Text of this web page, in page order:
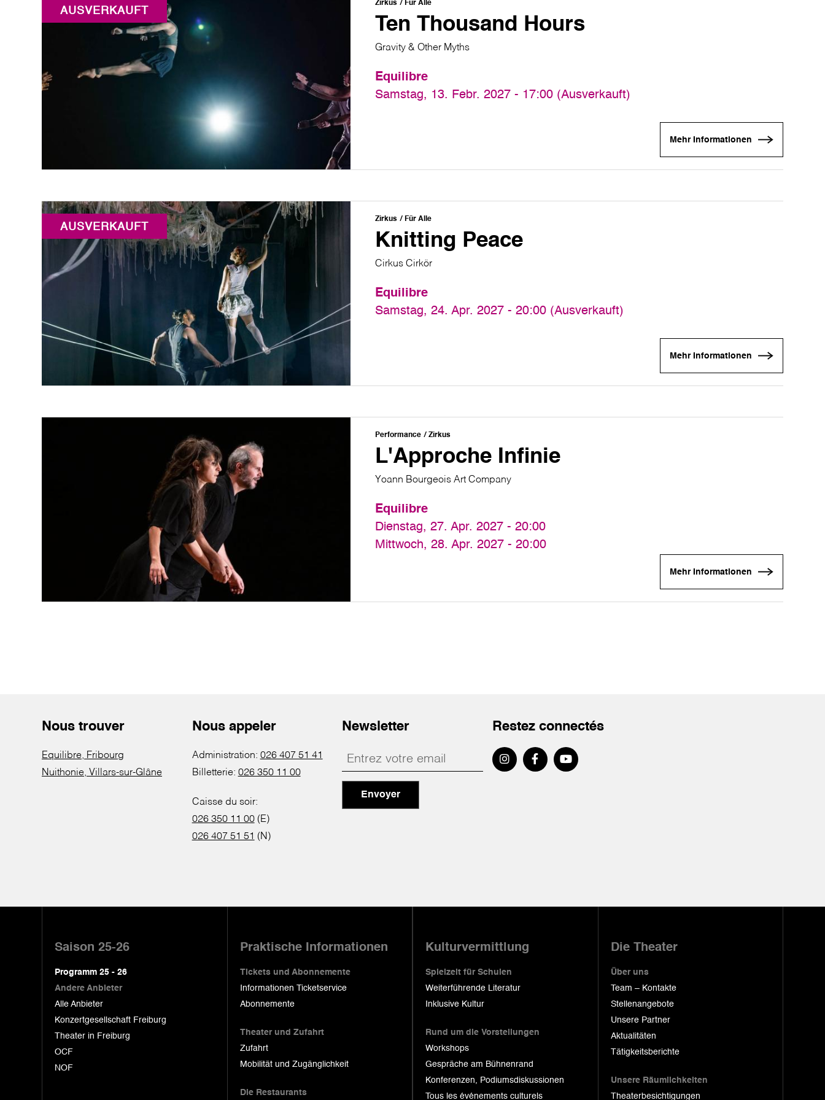
AUSVERKAUFT
Zirkus Für Alle
Ten Thousand Hours
Gravity & Other Myths
Equilibre
Samstag, 13. Febr. 2027 - 17:00 (Ausverkauft)
Mehr Informationen
AUSVERKAUFT
Zirkus Für Alle
Knitting Peace
Cirkus Cirkör
Equilibre
Samstag, 24. Apr. 2027 - 20:00 (Ausverkauft)
Mehr Informationen
Performance Zirkus
L'Approche Infinie
Yoann Bourgeois Art Company
Equilibre
Dienstag, 27. Apr. 2027 - 20:00
Mittwoch, 28. Apr. 2027 - 20:00
Mehr Informationen
Nous trouver
Equilibre, Fribourg
Nuithonie, Villars-sur-Glâne
Nous appeler
Administration: 026 407 51 41
Billetterie: 026 350 11 00
Caisse du soir:
026 350 11 00(E)
026 407 51 51 (N)
Newsletter
Envoyer
Restez connectés
Saison 25-26
Programm 25 - 26
Andere Anbieter
Alle Anbieter
Konzertgesellschaft Freiburg
Theater in Freiburg
OCF
NOF
Praktische Informationen
Tickets und Abonnemente
Informationen Ticketservice
Abonnemente
Theater und Zufahrt
Zufahrt
Mobilität und Zugänglichkeit
Die Restaurants
Kulturvermittlung
Spielzeit für Schulen
Weiterführende Literatur
Inklusive Kultur
Rund um die Vorstellungen
Workshops
Gespräche am Bühnenrand
Konferenzen, Podiumsdiskussionen
Tous les événements culturels
Die Theater
Über uns
Team – Kontakte
Stellenangebote
Unsere Partner
Aktualitäten
Tätigkeitsberichte
Unsere Räumlichkeiten
Theaterbesichtigungen